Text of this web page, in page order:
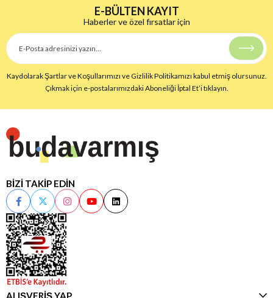
E-BÜLTEN KAYIT
Haberler ve özel fırsatlar için
Kaydolarak Şartlar ve Koşullarımızı ve Gizlilik Politikamızı kabul etmiş olursunuz.
Çıkmak için e-postalarımızdaki Aboneliği İptal Et’i tıklayın.
BİZİ TAKİP EDİN
ALIŞVERİŞ YAP